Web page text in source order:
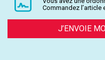
Commandez l’article
J’ENVOIE